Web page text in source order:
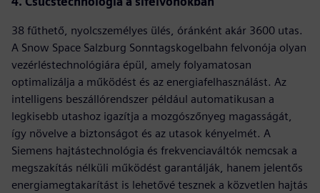
38 fűthető, nyolcszemélyes ülés, óránként akár 3600 utas.
A Snow Space Salzburg Sonntagskogelbahn felvonója olyan
vezérléstechnológiára épül, amely folyamatosan
optimalizálja a működést és az energiafelhasználást. Az
intelligens beszállórendszer például automatikusan a
legkisebb utashoz igazítja a mozgószőnyeg magasságát,
így növelve a biztonságot és az utasok kényelmét. A
Siemens hajtástechnológia és frekvenciaváltók nemcsak a
megszakítás nélküli működést garantálják, hanem jelentős
energiamegtakarítást is lehetővé tesznek a közvetlen hajtás